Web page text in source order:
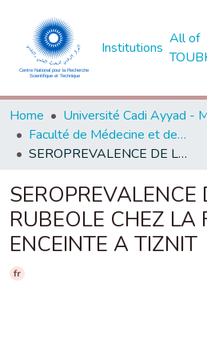
Institutions
All of
Home
Faculté de Médecine et de Pharmacie - Marrakech
SEROPREVALENCE DE LA RUBEOLE CHEZ LA FEMME ENCEINTE A TIZNIT
SEROPREVALENCE
RUBEOLE CHEZ LA
ENCEINTE A TIZNIT
fr